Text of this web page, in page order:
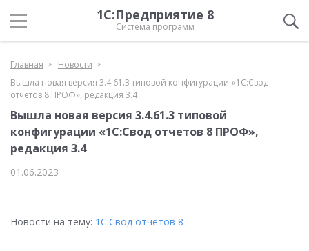
1С:Предприятие 8
Система программ
Главная
Новости
Вышла новая версия 3.4.61.3 типовой конфигурации «1C:Свод
отчетов 8 ПРОФ», редакция 3.4
Вышла новая версия 3.4.61.3 типовой
конфигурации «1C:Свод отчетов 8 ПРОФ»,
редакция 3.4
01.06.2023
Новости на тему: 1С:Свод отчетов 8